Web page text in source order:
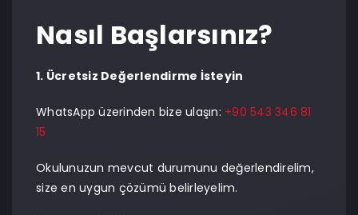
Nasıl Başlarsınız?
1. Ücretsiz Değerlendirme İsteyin
WhatsApp üzerinden bize ulaşın: +90 543 346 81
15
Okulunuzun mevcut durumunu değerlendirelim,
size en uygun çözümü belirleyelim.